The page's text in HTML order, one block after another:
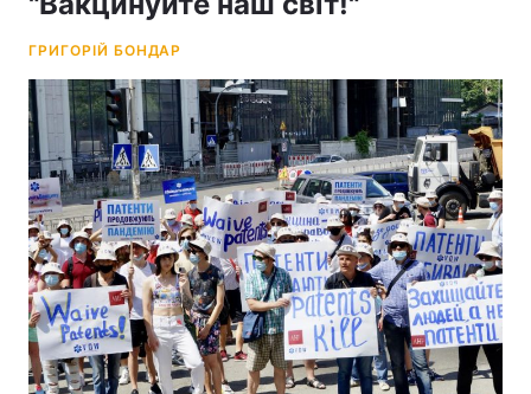
ГРИГОРІЙ БОНДАР